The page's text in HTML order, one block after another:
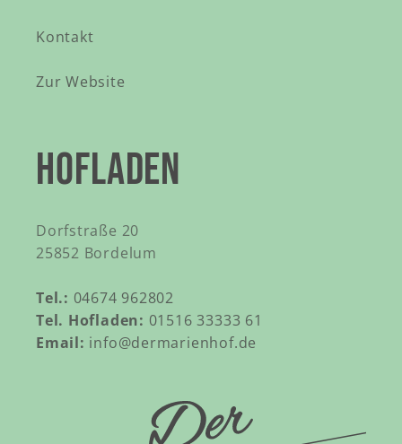
Kontakt
Zur Website
HOFLADEN
Dorfstraße 20
25852 Bordelum
Tel.: 04674 962802
Tel. Hofladen: 01516 33333 61
Email: info@dermarienhof.de